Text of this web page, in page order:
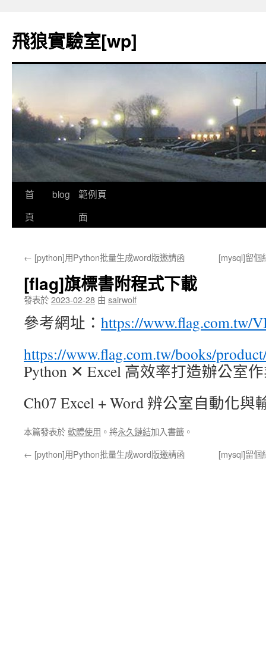
飛狼實驗室[wp]
跳
至
容
首
頁
blog
範例頁
面
← [python]用Python批量生成word版邀請函 [mysql]留個
[flag]旗標書附程式下載
發表於2023-02-28 由 sairwolf
參考網址： https://www.flag.com.tw/
https://www.flag.com.tw/books/
Python ✕ Excel 高效率打造辦公室
Ch07 Excel + Word 辨公室自動化與
本篇發表於軟體使用 。將永久鏈結加入書籤。
← [python]用Python批量生成word版邀請函 [mysql]留個